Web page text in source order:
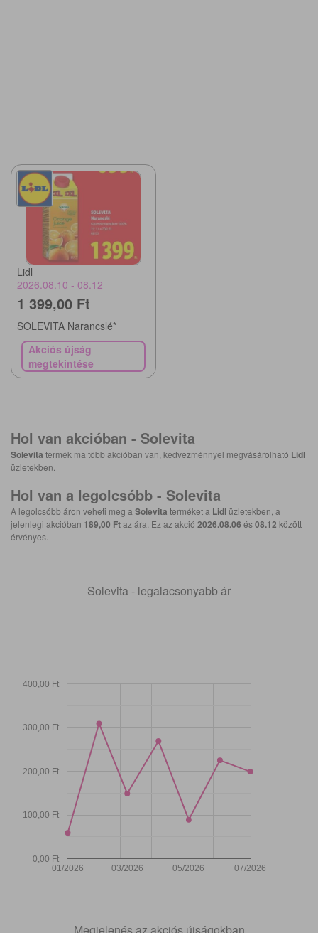
Lidl
2026.08.10 - 08.12
1 399,00 Ft
SOLEVITA Narancslé*
Akciós újság
megtekintése
Hol van akcióban - Solevita
Solevita termék ma több akcióban van, kedvezménnyel megvásárolható Lidl
üzletekben.
Hol van a legolcsóbb - Solevita
A legolcsóbb áron veheti meg a Solevita terméket a Lidl üzletekben, a
jelenlegi akcióban 189,00 Ftaz ára. Ez az akció 2026.08.06 és08.12 között
érvényes.
Solevita - legalacsonyabb ár
01/2026 03/2026 05/2026 07/2026
0,00 Ft
100,00 Ft
200,00 Ft
300,00 Ft
400,00 Ft
Megjelenés az akciós újságokban